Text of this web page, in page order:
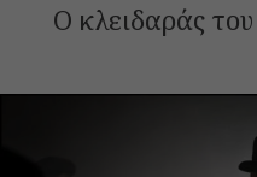
Ο κλειδαράς